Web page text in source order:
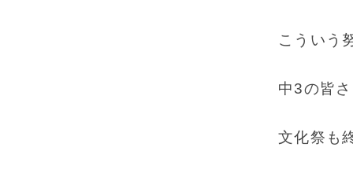
こういう
中3の皆
文化祭も